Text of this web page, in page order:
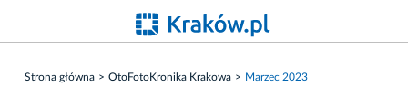
Strona główna OtoFotoKronika Krakowa Marzec 2023